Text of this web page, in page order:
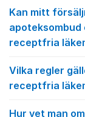
Kan mitt
apoteksombud
receptfria
Vilka regler
receptfria
Hur vet man